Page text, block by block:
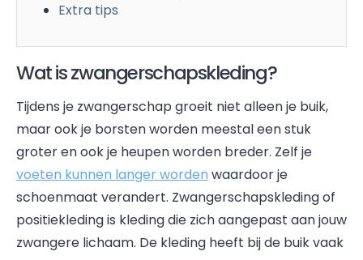
Extra tips
Wat is zwangerschapskleding?
Tijdens je zwangerschap groeit niet alleen je buik,
maar ook je borsten worden meestal een stuk
groter en ook je heupen worden breder. Zelf je
voeten kunnen langer worden waardoor je
schoenmaat verandert. Zwangerschapskleding of
positiekleding is kleding die zich aangepast aan jouw
zwangere lichaam. De kleding heeft bij de buik vaak